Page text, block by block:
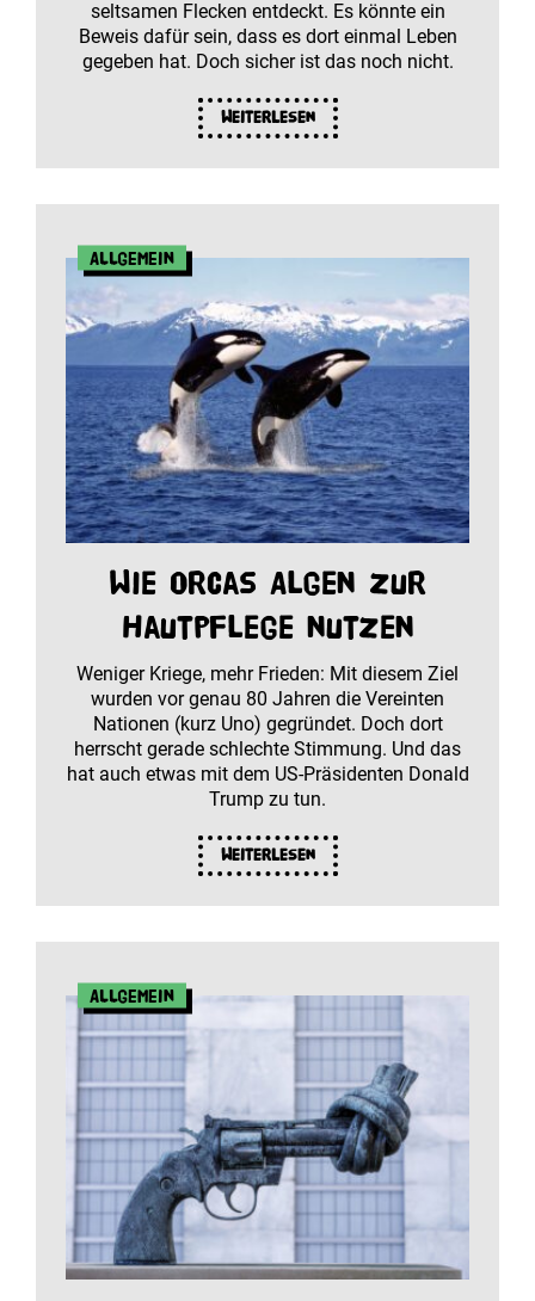
seltsamen Flecken entdeckt. Es könnte ein
Beweis dafür sein, dass es dort einmal Leben
gegeben hat. Doch sicher ist das noch nicht.
Weiterlesen
Allgemein
Wie Orcas Algen zur
Hautpflege nutzen
Weniger Kriege, mehr Frieden: Mit diesem Ziel
wurden vor genau 80 Jahren die Vereinten
Nationen (kurz Uno) gegründet. Doch dort
herrscht gerade schlechte Stimmung. Und das
hat auch etwas mit dem US-Präsidenten Donald
Trump zu tun.
Weiterlesen
Allgemein